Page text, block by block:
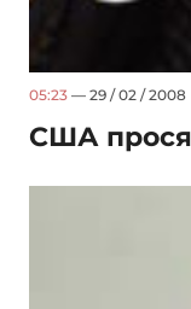
05:23 — 29 / 02 / 2008
США